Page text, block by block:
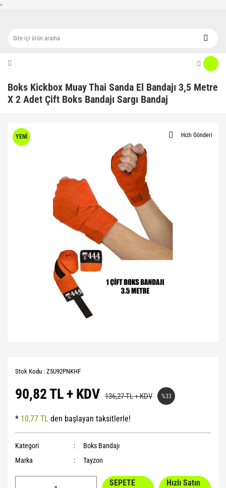
<
Boks Kickbox Muay Thai Sanda El Bandajı 3,5 Metre
X 2 Adet Çift Boks Bandajı Sargı Bandaj
YENİ Hızlı Gönderi
Stok Kodu : Z5U92PNKHF
90,82 TL + KDV 136,27 TL + KDV %33
* 10,77 TL den başlayan taksitlerle!
Kategori
Boks Bandajı
Marka
Tayzon
SEPETE
Hızlı Satın